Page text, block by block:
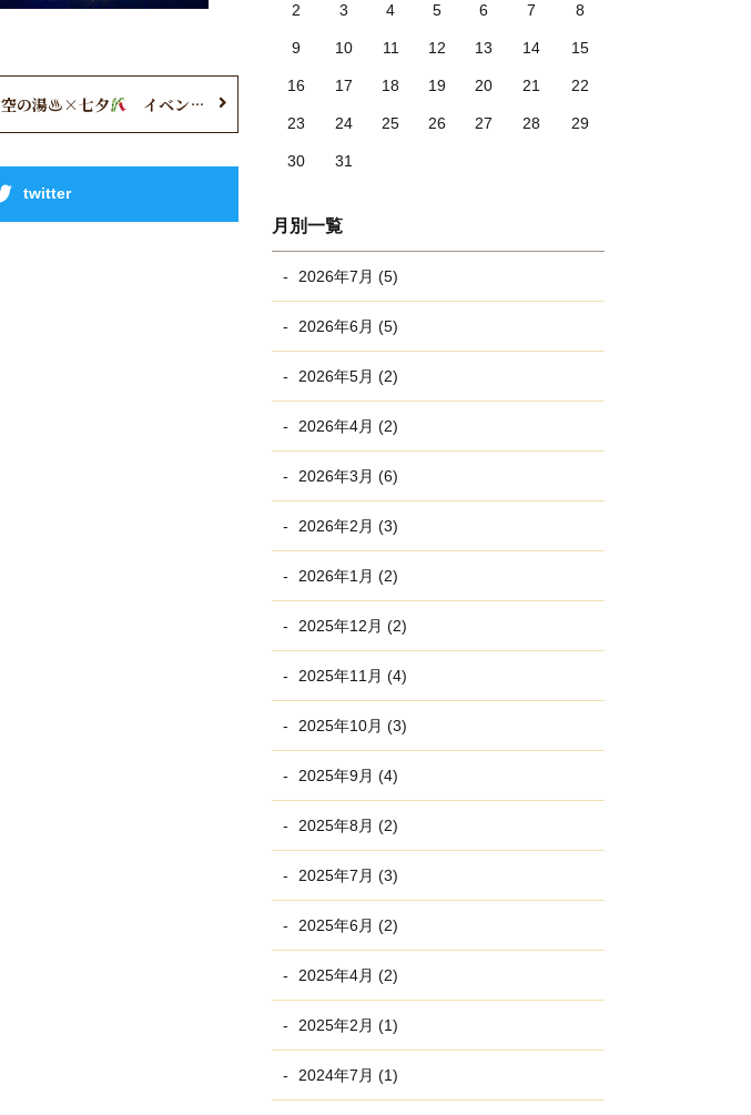
空の湯♨×七夕 イベント開催中！
twitter
2 3 4 5 6 7 8
9 10 11 12 13 14 15
16 17 18 19 20 21 22
23 24 25 26 27 28 29
30 31
月別一覧
2026年7月 (5)
2026年6月 (5)
2026年5月 (2)
2026年4月 (2)
2026年3月 (6)
2026年2月 (3)
2026年1月 (2)
2025年12月 (2)
2025年11月 (4)
2025年10月 (3)
2025年9月 (4)
2025年8月 (2)
2025年7月 (3)
2025年6月 (2)
2025年4月 (2)
2025年2月 (1)
2024年7月 (1)